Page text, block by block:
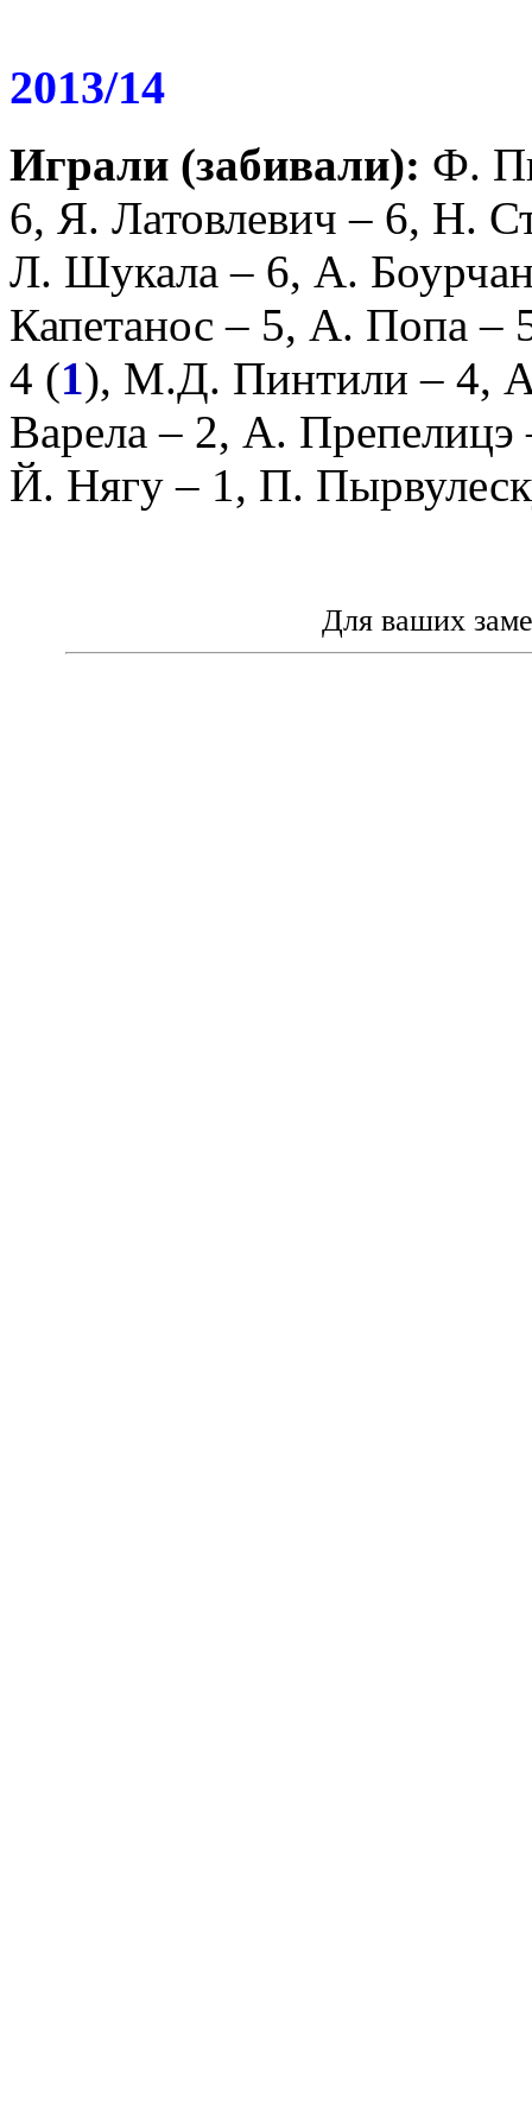
2013/14
Играли (забивали): Ф.
6, Я. Латовлевич – 6, Н.
Л. Шукала – 6, А.
Капетанос – 5, А. Попа –
4 (1), М.Д. Пинтили – 4,
Варела – 2, А. Препелицэ
Й. Нягу – 1, П.
Для ваших